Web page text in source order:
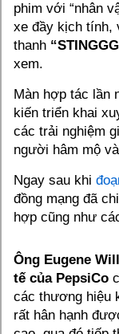
phim với “nhân
xe đầy kịch tính,
thanh
xem.
Màn hợp tác lần
kiến triển khai
các trải nghiệm
người hâm mộ
Ngay sau khi
đồng mạng đã
hợp cũng như
Ông Eugene
tế của PepsiCo
các thương hiệu
rất hân hạnh